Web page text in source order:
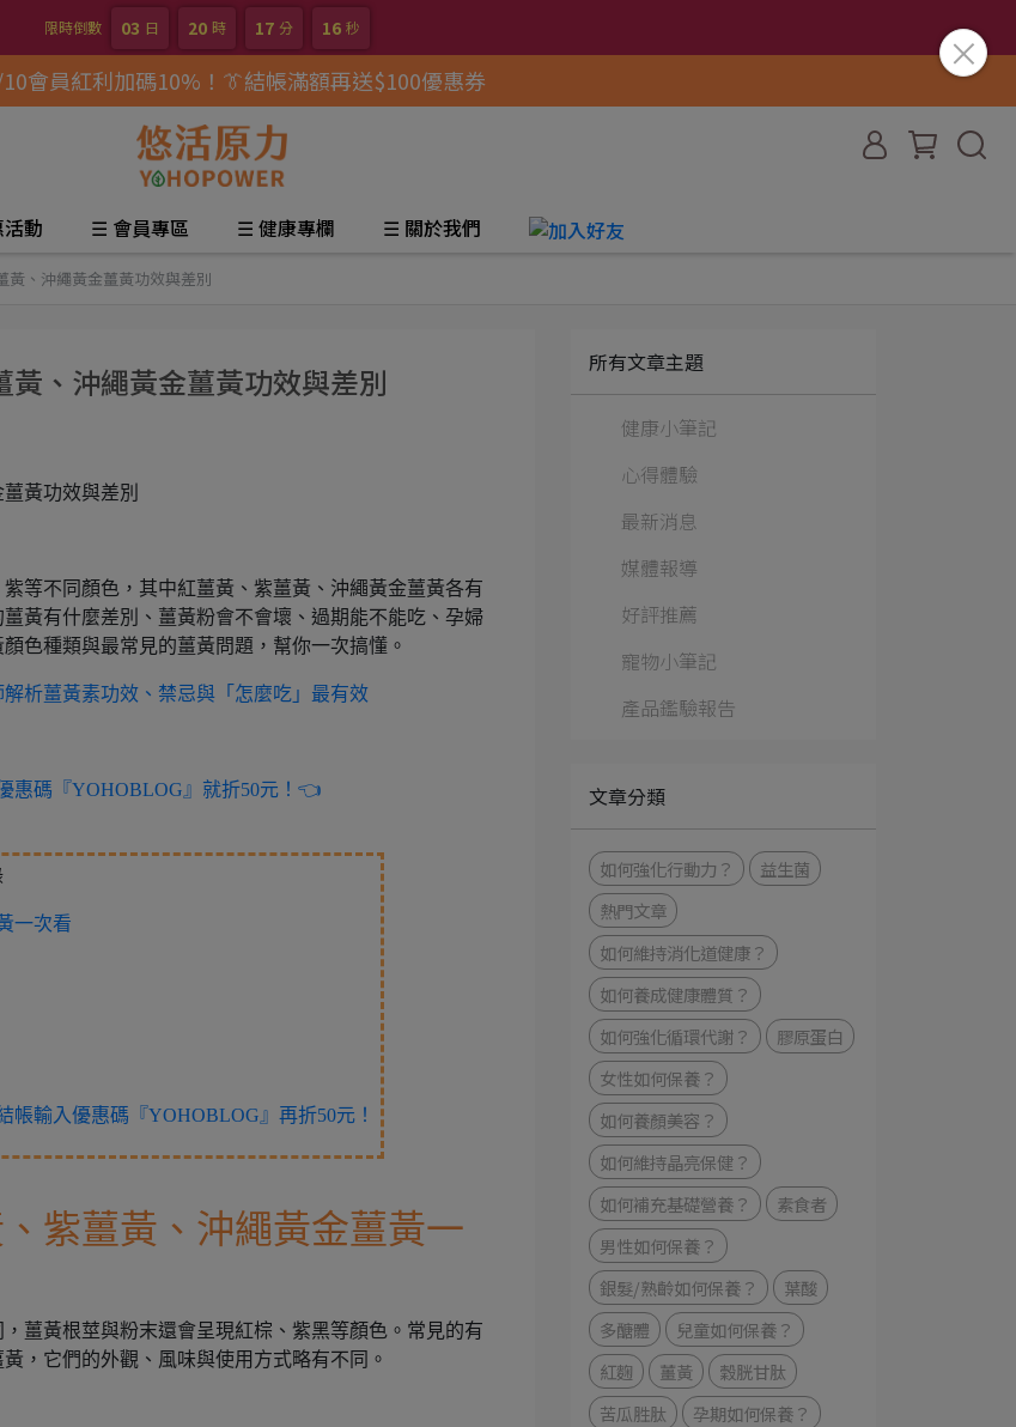
限時倒數 03 日 20 時 17 分 14 秒
會員紅利加碼10%！👔結帳滿額再送$100優惠券
動 ☰ 會員專區 ☰ 健康專欄 ☰ 關於我們
黃、沖繩黃金薑黃功效與差別
、沖繩黃金薑黃功效與差別
等不同顏色，其中紅薑黃、紫薑黃、沖繩黃金薑黃各有
黃有什麼差別、薑黃粉會不會壞、過期能不能吃、孕婦
色種類與最常見的薑黃問題，幫你一次搞懂。
析薑黃素功效、禁忌與「怎麼吃」最有效
惠碼『YOHOBLOG』就折50元！👈
一次看
輸入優惠碼『YOHOBLOG』再折50元！
紫薑黃、沖繩黃金薑黃一
薑黃根莖與粉末還會呈現紅棕、紫黑等顏色。常見的有
，它們的外觀、風味與使用方式略有不同。
所有文章主題
健康小筆記
心得體驗
最新消息
媒體報導
好評推薦
寵物小筆記
產品鑑驗報告
文章分類
如何強化⾏動⼒？
益生菌
熱門文章
如何維持消化道健康？
如何養成健康體質？
如何強化循環代謝？
膠原蛋白
女性如何保養？
如何養顏美容？
如何維持晶亮保健？
如何補充基礎營養？
素食者
男性如何保養？
銀髮/熟齡如何保養？
葉酸
多醣體
兒童如何保養？
紅麴
薑黃
穀胱甘肽
苦瓜胜肽
孕期如何保養？